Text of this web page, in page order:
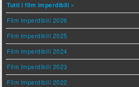
Tutti i film imperdibili »
Film imperdibili 2026
Film imperdibili 2025
Film imperdibili 2024
Film imperdibili 2023
Film imperdibili 2022